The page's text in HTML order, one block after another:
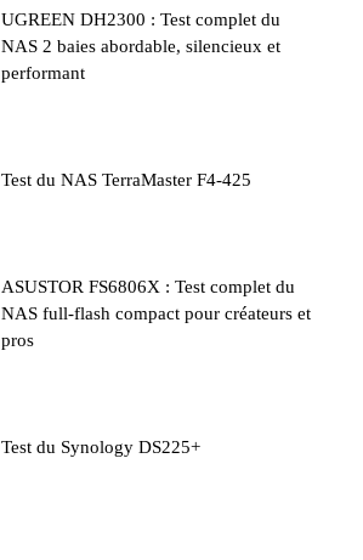
UGREEN DH2300 : Test complet du
NAS 2 baies abordable, silencieux et
performant
Test du NAS TerraMaster F4-425
ASUSTOR FS6806X : Test complet du
NAS full-flash compact pour créateurs et
pros
Test du Synology DS225+